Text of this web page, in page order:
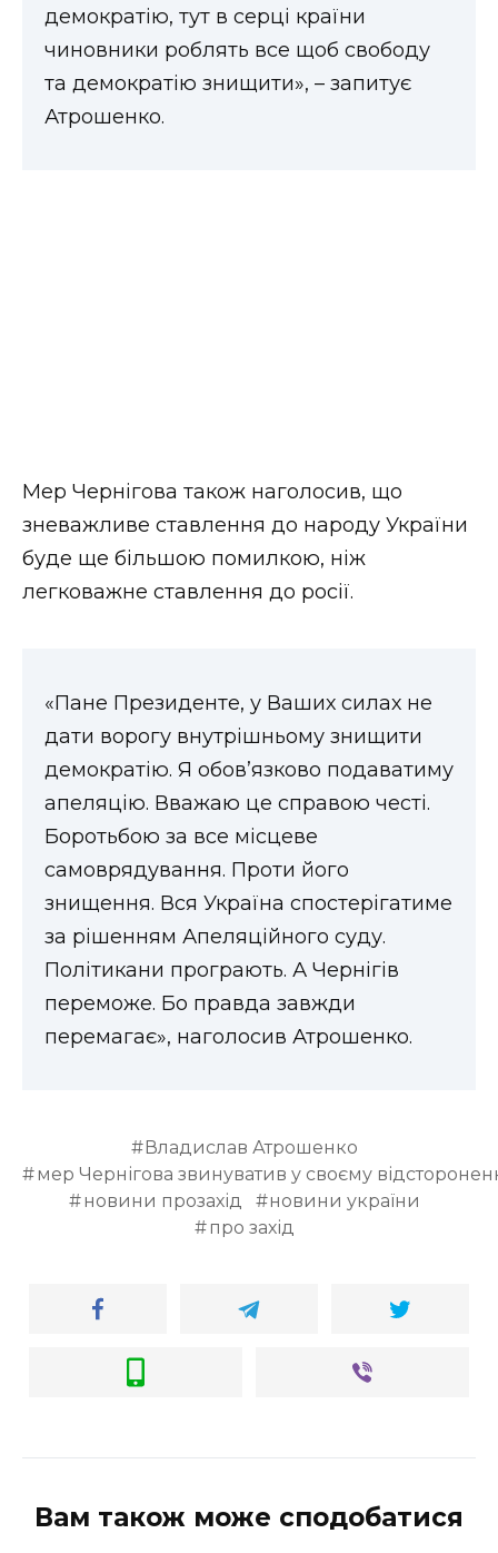
демократію, тут в серці країни
чиновники роблять все щоб свободу
та демократію знищити», – запитує
Атрошенко.
Мер Чернігова також наголосив, що
зневажливе ставлення до народу України
буде ще більшою помилкою, ніж
легковажне ставлення до росії.
«Пане Президенте, у Ваших силах не
дати ворогу внутрішньому знищити
демократію. Я обов’язково подаватиму
апеляцію. Вважаю це справою честі.
Боротьбою за все місцеве
самоврядування. Проти його
знищення. Вся Україна спостерігатиме
за рішенням Апеляційного суду.
Політикани програють. А Чернігів
переможе. Бо правда завжди
перемагає», наголосив Атрошенко.
Владислав Атрошенко
мер Чернігова звинуватив у своєму
новини прозахід
новини україни
про захід
Вам також може сподобатися